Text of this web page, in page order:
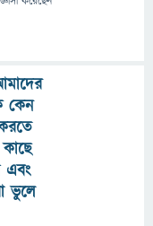
কেন
এবং
ভুলে